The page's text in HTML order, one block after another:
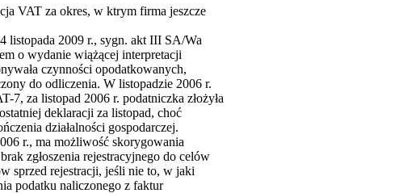
VAT za okres, w ktrym firma jeszcze
listopada 2009 r., sygn. akt III SA/Wa
o wydanie wiążącej interpretacji
czynności opodatkowanych,
do odliczenia. W listopadzie 2006 r.
7, za listopad 2006 r. podatniczka złożyła
deklaracji za listopad, choć
działalności gospodarczej.
r., ma możliwość skorygowania
zgłoszenia rejestracyjnego do celów
sprzed rejestracji, jeśli nie to, w jaki
podatku naliczonego z faktur